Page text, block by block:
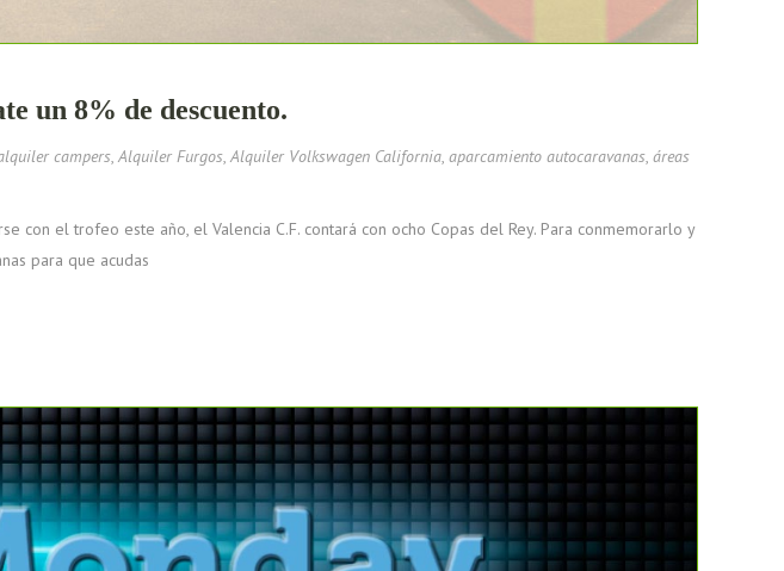
un 8% de descuento.
campers, Alquiler Furgos, Alquiler Volkswagen California, aparcamiento autocaravanas, áreas
con el trofeo este año, el Valencia C.F. contará con ocho Copas del Rey. Para conmemorarlo y
para que acudas